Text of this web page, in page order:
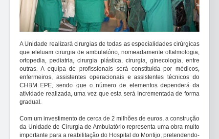
A Unidade realizará cirurgias de todas as especialidades cirúrgicas
que efetuam cirurgia de ambulatório, nomeadamente oftalmologia,
ortopedia, pediatria, cirurgia plástica, cirurgia, ginecologia, entre
outras. A equipa de profissionais será constituída por médicos,
enfermeiros, assistentes operacionais e assistentes técnicos do
CHBM EPE, sendo que o número de elementos dependerá da
atividade realizada, uma vez que esta será incrementada de forma
gradual.
Com um investimento de cerca de 2 milhões de euros, a construção
da Unidade de Cirurgia de Ambulatório representa uma obra muito
importante para a reabilitação do Hospital do Montijo, pretendendo-